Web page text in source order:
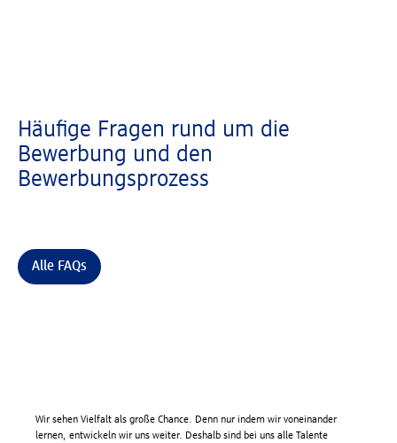
Häufige Fragen rund um die
Bewerbung und den
Bewerbungsprozess
Alle FAQs
Wir sehen Vielfalt als große Chance. Denn nur indem wir voneinander
lernen, entwickeln wir uns weiter. Deshalb sind bei uns alle Talente